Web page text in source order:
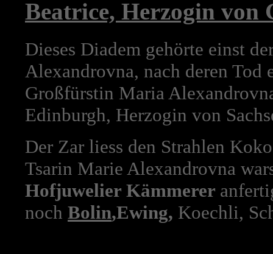
Beatrice, Herzogin von
Dieses Diadem gehörte einst
Alexandrovna, nach deren Tod
Großfürstin Maria
Edinburgh, Herzogin von
Der Zar liess den Strahlen
Tsarin Marie Alexandrovna
Hofjuwelier Kämmerer
noch Bolin,Ewing, Koechli,